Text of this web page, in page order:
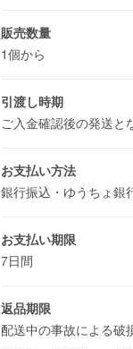
販売数量
1個から
引渡し時期
ご入金確認後の発送と
お支払い方法
銀行振込・ゆうちょ銀
お支払い期限
7日間
返品期限
配送中の事故による破